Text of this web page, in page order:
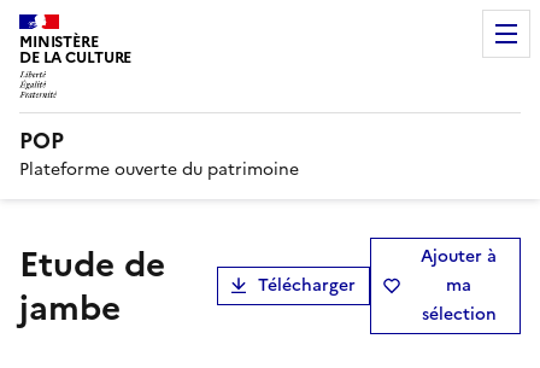
MINISTÈRE
DE LA CULTURE
POP
Plateforme ouverte du patrimoine
Etude de
jambe
Télécharger
Ajouter à
ma
sélection